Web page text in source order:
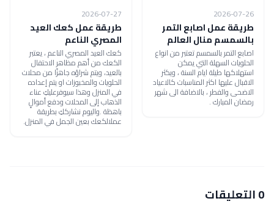
2026-07-26
طريقة عمل اصابع التمر
بالسمسم منال العالم
اصابع التمر بالسمسم تعتبر من انواع
الحلويات السهلة التي يمكن
استهلاكها طيلة ايام السنة ، ويكثر
الاقبال عليها اكثر المناسبات كالاعياد
الاضحى والفطر ، بالاضافة الى شهر
رمضان المبارك .
2026-07-27
طريقة عمل كعك العيد
المصري الناعم
كعك العيد المصري الناعم ، يعتبر
الكعك من أهم مظاهر الاحتفال
بالعيد، ويتم شراؤه جاهزًا من محلات
الحلويات والمخبوزات او يتم إعداده
في المنزل وهذا سيوفرعليكِ عناء
الذهاب إلى المحلات ودفع أموالٍ
باهظة .واليوم نشارككِ بطريقة
عملالكعك بعين الجمل في المنزل.
0 التعليقات